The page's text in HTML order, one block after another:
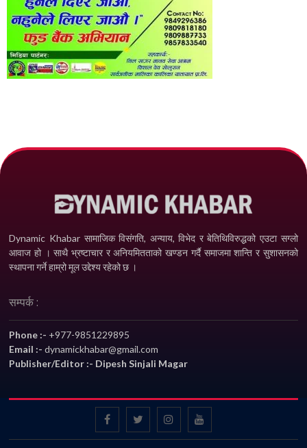
Dynamic Khabar सामाजिक विसंगति, अन्याय, विभेद­ र बेतिथिविरुद्धको एउटा सग्लो
आवाज हो । साथै भ्रष्टाचार र अनियमितताको खण्डन गर्दै समाजमा शान्ति र सुशासनको
स्थापना गर्ने हाम्रो मूल उद्देश्य रहेको छ ।
सम्पर्क :
Phone :- +977-9851229895
Email :-dynamickhabar@gmail.com
Publisher/Editor :- Dipesh Sinjali Magar